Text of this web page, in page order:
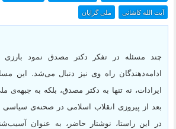
ملی گرایان
آیت الله کاشانی
چند مسئله در تفکر دکتر مصدق نمود
ادامه‌دهندگان راه وی نیز دنبال می‌شد. این
ایرادات، نه تنها به دکتر مصدق، بلکه به جبهه‌ی
بعد از پیروزی انقلاب اسلامی در صحنه‌ی سیاسی
در این راستا، نوشتار حاضر، به عنوان